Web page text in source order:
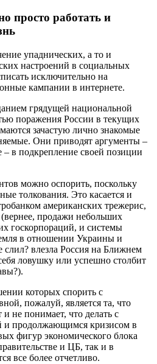
просто работать и
упаднических, а то и
настроений в социальных
исключительно на
кампании в интернете.
грядущей национальной
поражения России в текущих
зачастую лично знакомые
Они приводят аргументы –
в подкрепление своей позиции
можно оспорить, поскольку
толкования. Это касается и
американских трежерис,
продажи небольших
госкорпораций, и системы
в отношении Украины и
влезла Россия на Ближнем
ловушку или успешно столбит
которых спорить с
пожалуй, является та, что
и не понимает, что делать с
и продолжающимся кризисом в
фигур экономического блока
и ЦБ, так и в
все более отчетливо.